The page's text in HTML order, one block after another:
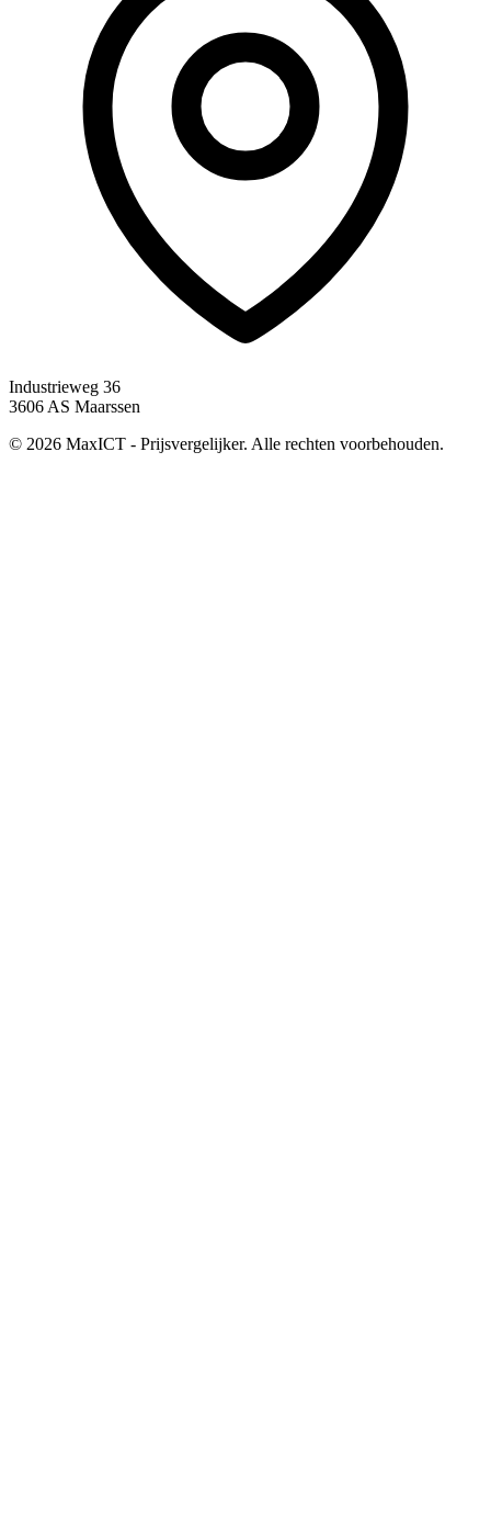
Industrieweg 36
3606 AS Maarssen
© 2026 MaxICT - Prijsvergelijker. Alle rechten voorbehouden.